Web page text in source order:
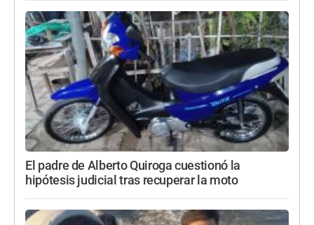
El padre de Alberto Quiroga cuestionó la
hipótesis judicial tras recuperar la moto